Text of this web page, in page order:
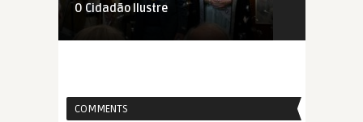
O Cidadão Ilustre
COMMENTS